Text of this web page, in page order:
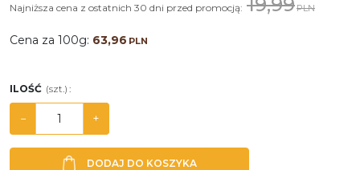
Najniższa cena z ostatnich 30 dni przed promocją: PLN
Cena za 100g: 63,96 PLN
ILOŚĆ (szt.) :
− +
DODAJ DO KOSZYKA